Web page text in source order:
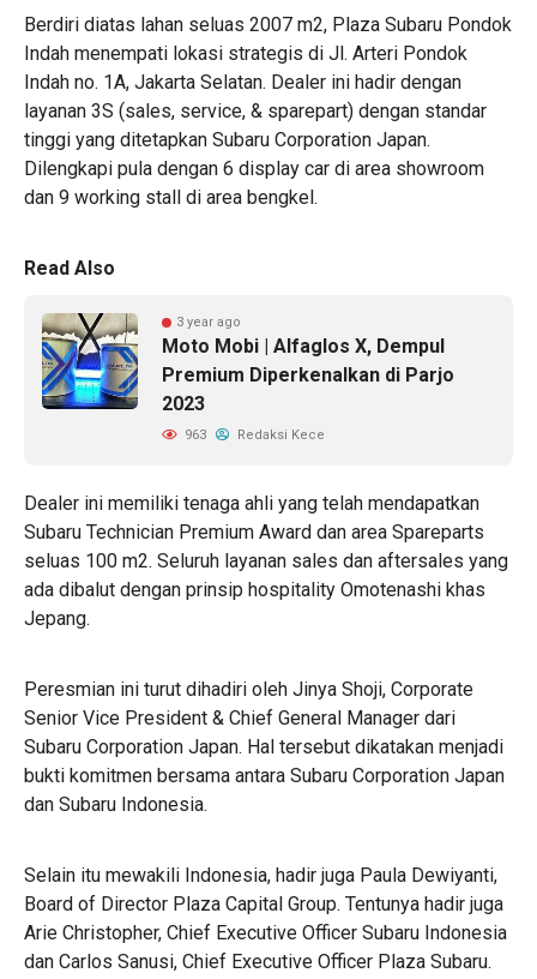
Berdiri diatas lahan seluas 2007 m2, Plaza Subaru Pondok
Indah menempati lokasi strategis di Jl. Arteri Pondok
Indah no. 1A, Jakarta Selatan. Dealer ini hadir dengan
layanan 3S (sales, service, & sparepart) dengan standar
tinggi yang ditetapkan Subaru Corporation Japan.
Dilengkapi pula dengan 6 display car di area showroom
dan 9 working stall di area bengkel.
Read Also
3 year ago
Moto Mobi | Alfaglos X, Dempul
Premium Diperkenalkan di Parjo
2023
963 Redaksi Kece
Dealer ini memiliki tenaga ahli yang telah mendapatkan
Subaru Technician Premium Award dan area Spareparts
seluas 100 m2. Seluruh layanan sales dan aftersales yang
ada dibalut dengan prinsip hospitality Omotenashi khas
Jepang.
Peresmian ini turut dihadiri oleh Jinya Shoji, Corporate
Senior Vice President & Chief General Manager dari
Subaru Corporation Japan. Hal tersebut dikatakan menjadi
bukti komitmen bersama antara Subaru Corporation Japan
dan Subaru Indonesia.
Selain itu mewakili Indonesia, hadir juga Paula Dewiyanti,
Board of Director Plaza Capital Group. Tentunya hadir juga
Arie Christopher, Chief Executive Officer Subaru Indonesia
dan Carlos Sanusi, Chief Executive Officer Plaza Subaru.